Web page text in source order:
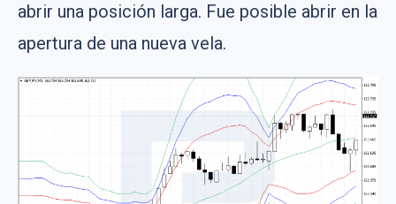
abrir una posición larga. Fue posible abrir en la
apertura de una nueva vela.